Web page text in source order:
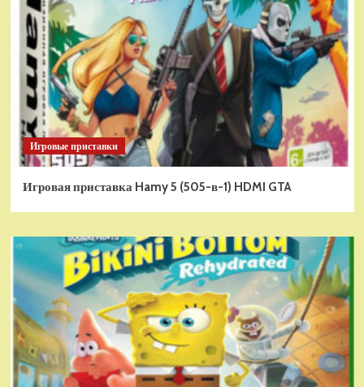
Игровые приставки
Игровая приставка Hamy 5 (505-в-1) HDMI GTA